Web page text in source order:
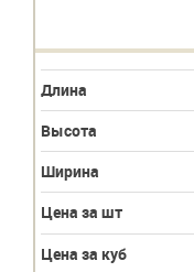
Длина
Высота
Ширина
Цена за шт
Цена за куб